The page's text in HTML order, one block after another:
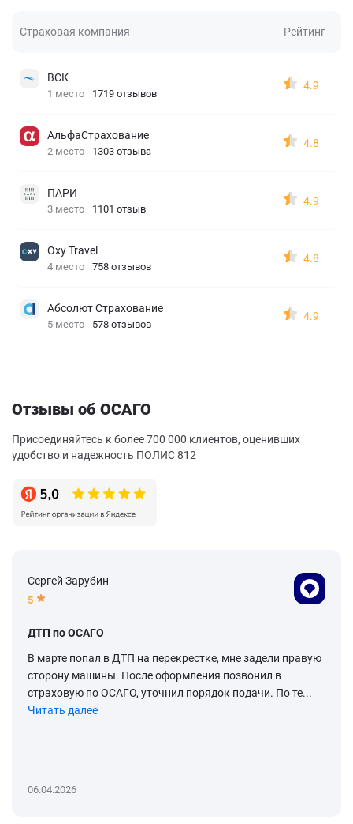
Страховая компания Рейтинг
ВСК
1 место 1719 отзывов
4.9
АльфаСтрахование
2 место 1303 отзыва
4.8
ПАРИ
3 место 1101 отзыв
4.9
Oxy Travel
4 место 758 отзывов
4.8
Абсолют Страхование
5 место 578 отзывов
4.9
Отзывы об ОСАГО
Присоединяйтесь к более 700 000 клиентов, оценивших
удобство и надежность ПОЛИС 812
Сергей Зарубин
5
ДТП по ОСАГО
В марте попал в ДТП на перекрестке, мне задели правую
сторону машины. После оформления позвонил в
страховую по ОСАГО, уточнил порядок подачи. По те...
Читать далее
06.04.2026